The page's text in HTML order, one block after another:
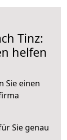
Tinz:
helfen
Sie einen
Sie genau